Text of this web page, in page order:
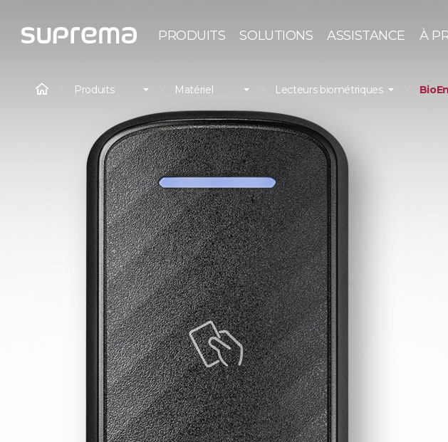
PRODUITS SOLUTIONS ASSISTANCE À
Produits Matériel Lecteurs biométriques